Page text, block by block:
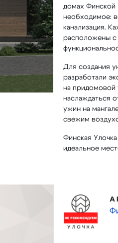
домах Финской
необходимое:
канализация.
расположены с
Для создания
разработали
на придомовой
наслаждаться
ужин на
свежим
Финская
идеальное